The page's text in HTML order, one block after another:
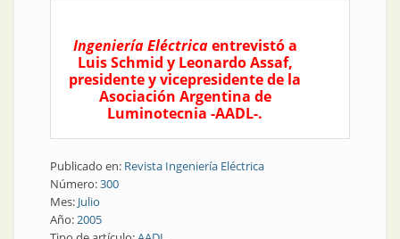
Ingeniería Eléctricaentrevistó a
Luis Schmid y Leonardo Assaf,
presidente y vicepresidente de la
Asociación Argentina de
Luminotecnia -AADL-.
Publicado en: Revista Ingeniería Eléctrica
Número:300
Mes: Julio
Año:2005